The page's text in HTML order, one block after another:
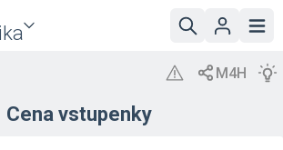
Cena vstupenky